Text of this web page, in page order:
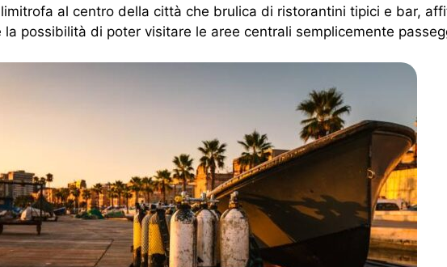
al centro della città che brulica di ristorantini tipici e bar,
la possibilità di poter visitare le aree centrali semplicemente